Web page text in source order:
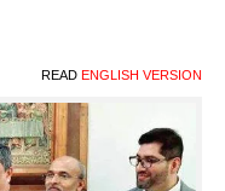
READ ENGLISH VERSION